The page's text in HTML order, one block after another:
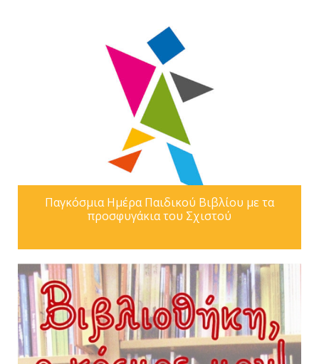
Παγκόσμια Ημέρα Παιδικού Βιβλίου με τα
προσφυγάκια του Σχιστού